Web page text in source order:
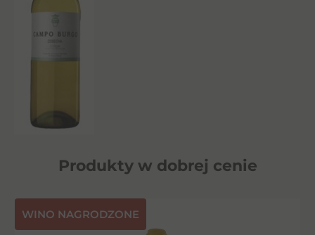
Produkty w dobrej cenie
⁠WINO NAGRODZONE